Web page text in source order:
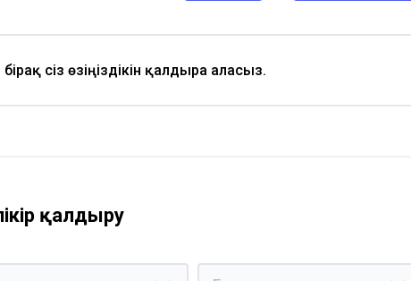
бірақ сіз өзіңіздікін қалдыра аласыз.
қалдыру